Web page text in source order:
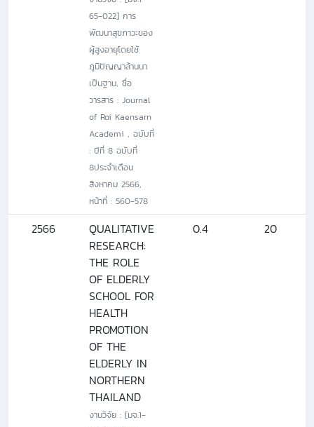
65-022] การ
พัฒนาสุขภาวะของ
ผู้สูงอายุโดยใช้
ภูมิปัญญาล้านนา
เป็นฐาน, ชื่อ
วารสาร : Journal
of Roi Kaensarn
Academi , ฉบับที่
: ปีที่ 8 ฉบับที่
8ประจำเดือน
สิงหาคม 2566,
หน้าที่ : 560-578
2566
QUALITATIVE
RESEARCH:
THE ROLE
OF ELDERLY
SCHOOL FOR
HEALTH
PROMOTION
OF THE
ELDERLY IN
NORTHERN
THAILAND
งานวิจัย : [มจ.1-
0.4 20